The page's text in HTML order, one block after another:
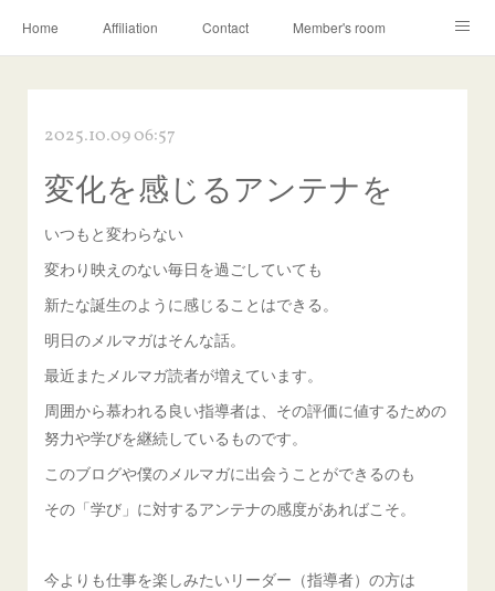
Home Affiliation Contact Member's room
2025.10.09 06:57
変化を感じるアンテナを
いつもと変わらない
変わり映えのない毎日を過ごしていても
新たな誕生のように感じることはできる。
明日のメルマガはそんな話。
最近またメルマガ読者が増えています。
周囲から慕われる良い指導者は、その評価に値するための
努力や学びを継続しているものです。
このブログや僕のメルマガに出会うことができるのも
その「学び」に対するアンテナの感度があればこそ。
今よりも仕事を楽しみたいリーダー（指導者）の方は